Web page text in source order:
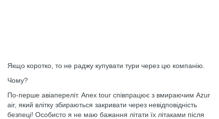
Якщо коротко, то не раджу купувати тури через цю компанію.
Чому?
По-перше авіапереліт. Anex tour співпрацює з вмираючим Azur
air, який влітку збираються закривати через невідповідність
безпеці! Особисто я не маю бажання літати їх літаками після